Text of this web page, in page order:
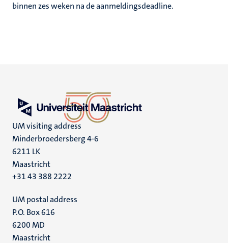
binnen zes weken na de aanmeldingsdeadline.
UM visiting address
Minderbroedersberg 4-6
6211 LK
Maastricht
+31 43 388 2222
UM postal address
P.O. Box 616
6200 MD
Maastricht